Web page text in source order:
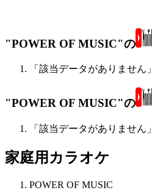
"POWER OF MUSIC"の
「該当データがありません」
"POWER OF MUSIC"の
「該当データがありません」
家庭用カラオケ
POWER OF MUSIC